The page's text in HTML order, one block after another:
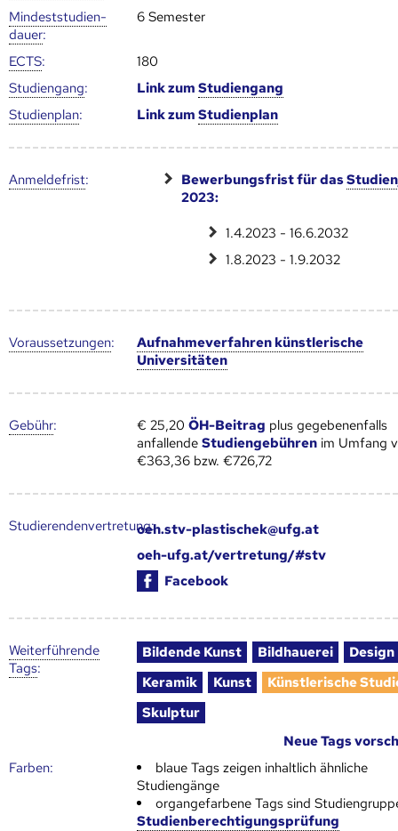
Mindest­studien­
dauer:
6 Semester
ECTS:
180
Studien­gang: Link zumStudien­gang
Studien­plan: Link zumStudien­plan
Anmelde­frist: Bewerbungsfrist für das
2023:
1.4.2023 - 16.6.2032
1.8.2023 - 1.9.2032
Voraus­setzungen:
Aufnahmeverfahren künstlerische
Universitäten
Gebühr: € 25,20ÖH-Beitrag plus gegebenenfalls
anfallendeStudiengebühren im Umfang
€363,36 bzw. €726,72
Studierendenvertretung:oeh.stv-plastischek@ufg.at
oeh-ufg.at/vertretung/#stv
Facebook
Weiter­führende
Tags:
Bildende Kunst Bildhauerei
Design
Keramik
Kunst
Künstlerische
Skulptur
Neue Tags
Farben:
blaue Tags zeigen inhaltlich ähnliche
Studiengänge
organgefarbene Tags sind
Studienberechtigungsprüfung